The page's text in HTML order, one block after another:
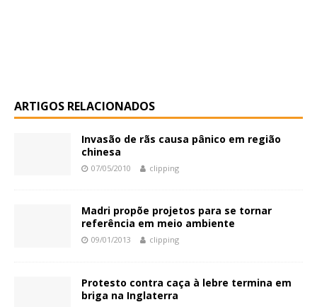
ARTIGOS RELACIONADOS
Invasão de rãs causa pânico em região
chinesa
07/05/2010 clipping
Madri propõe projetos para se tornar
referência em meio ambiente
09/01/2013 clipping
Protesto contra caça à lebre termina em
briga na Inglaterra